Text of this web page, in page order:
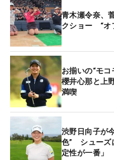
なと思います」。飛躍の
青木瀬令奈、
クショー “オ
お揃いの“モ
櫻井心那と上
満喫
渋野日向子が
色” シューズ
定性が一番」